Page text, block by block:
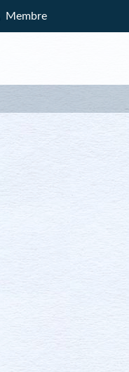
Membre